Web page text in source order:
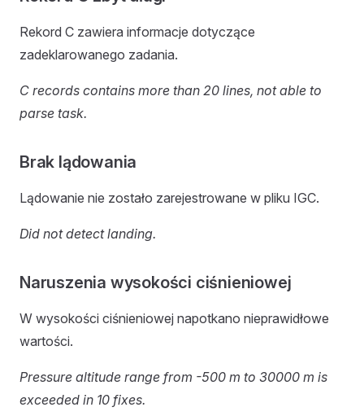
Rekord C zawiera informacje dotyczące
zadeklarowanego zadania.
C records contains more than 20 lines, not able to
parse task.
Brak lądowania
Lądowanie nie zostało zarejestrowane w pliku IGC.
Did not detect landing.
Naruszenia wysokości ciśnieniowej
W wysokości ciśnieniowej napotkano nieprawidłowe
wartości.
Pressure altitude range from -500 m to 30000 m is
exceeded in 10 fixes.